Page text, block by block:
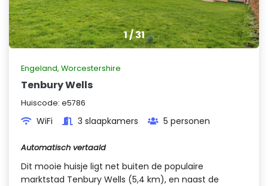
1/31
Engeland, Worcestershire
Tenbury Wells
Huiscode: e5786
WiFi 3 slaapkamers 5 personen
Automatisch vertaald
Dit mooie huisje ligt net buiten de populaire
marktstad Tenbury Wells (5,4 km), en naast de